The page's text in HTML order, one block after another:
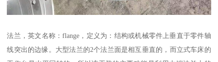
法兰，英文名称：flange，定义为：结构或机械零件上垂直于零件轴
线突出的边缘。大型法兰的2个法兰面是相互垂直的，而立式车床的